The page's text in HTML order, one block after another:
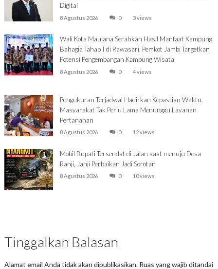
Digital
8 Agustus 2026 0 3 views
Wali Kota Maulana Serahkan Hasil Manfaat Kampung
Bahagia Tahap I di Rawasari, Pemkot Jambi Targetkan
Potensi Pengembangan Kampung Wisata
8 Agustus 2026 0 4 views
Pengukuran Terjadwal Hadirkan Kepastian Waktu,
Masyarakat Tak Perlu Lama Menunggu Layanan
Pertanahan
8 Agustus 2026 0 12 views
Mobil Bupati Tersendat di Jalan saat menuju Desa
Ranji, Janji Perbaikan Jadi Sorotan
8 Agustus 2026 0 10 views
Tinggalkan Balasan
Alamat email Anda tidak akan dipublikasikan. Ruas yang wajib ditandai